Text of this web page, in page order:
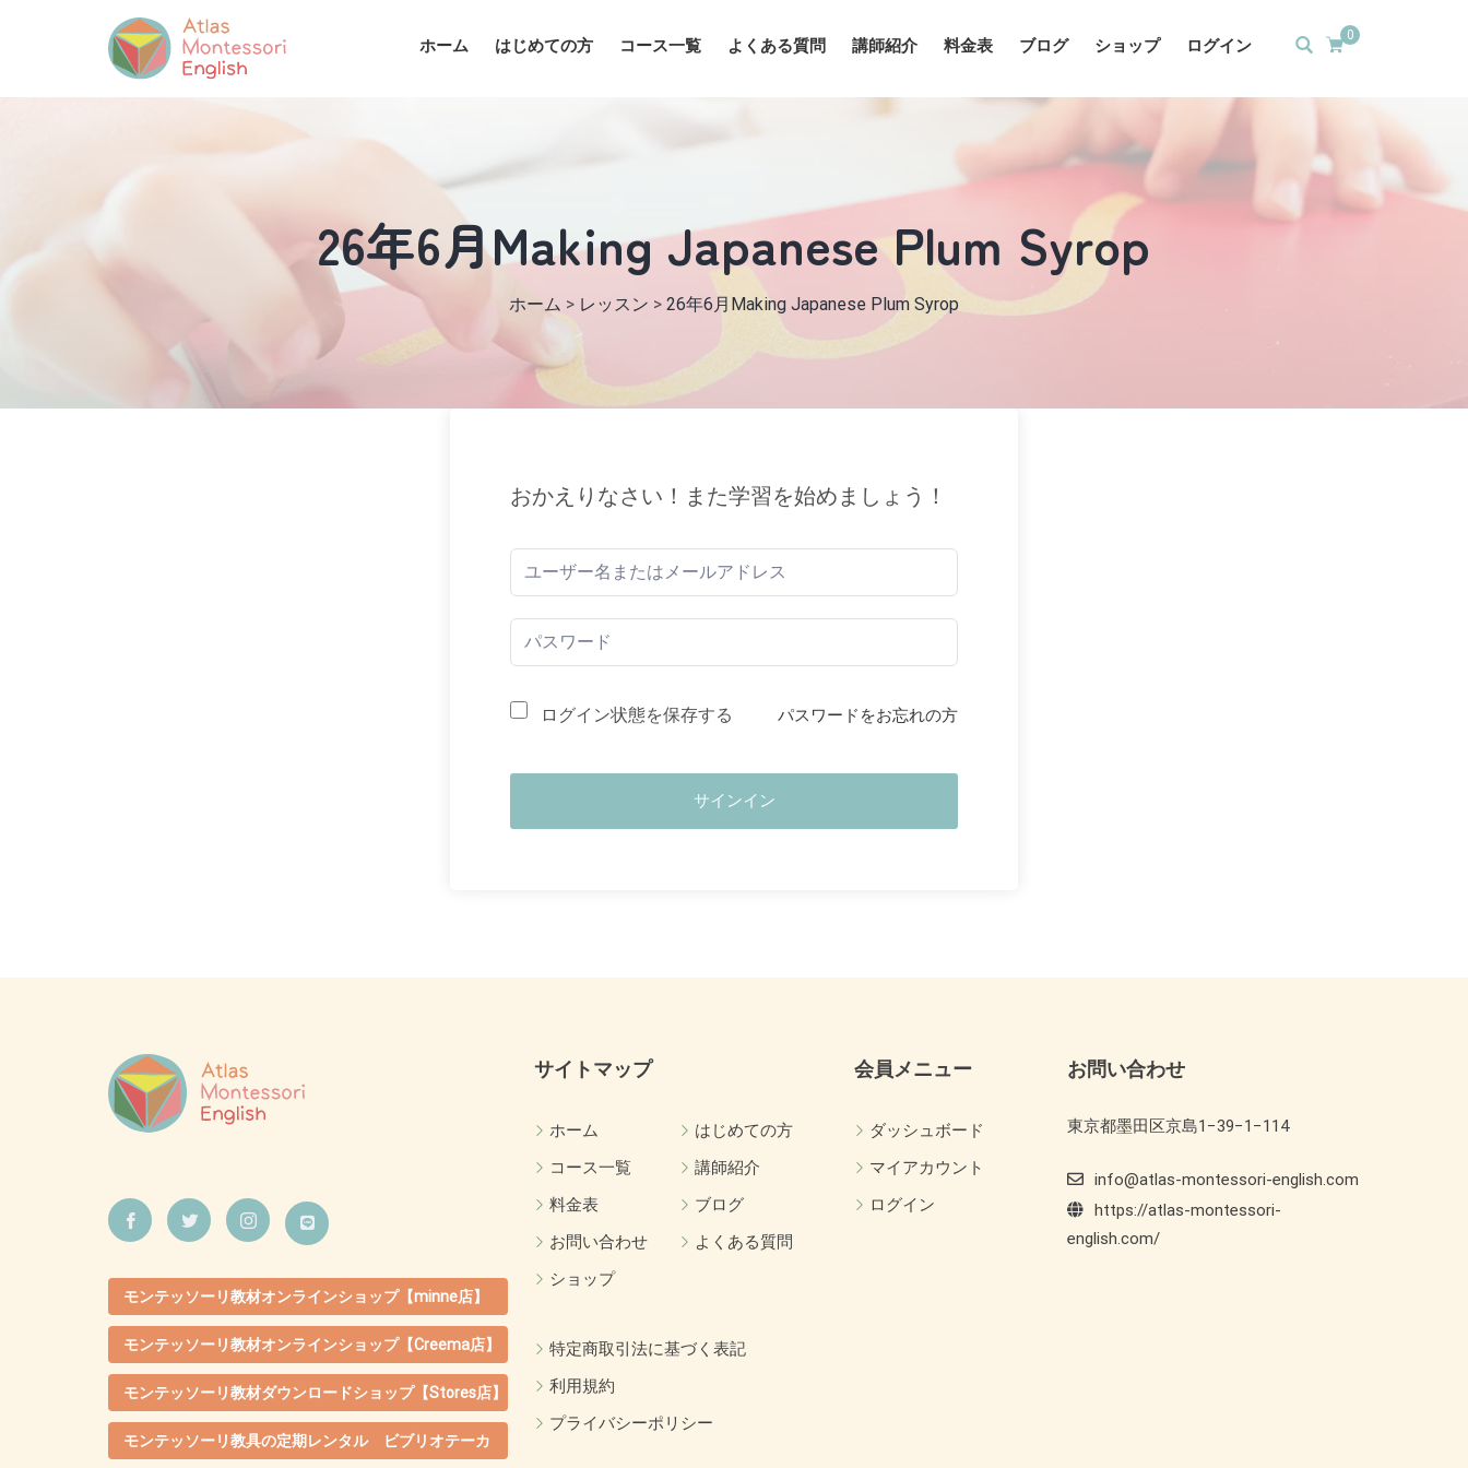
0
ホーム はじめての方 コース一覧 よくある質問 講師紹介 料金表 ブログ ショップ ログイン
26年6月Making Japanese Plum Syrop
ホーム > レッスン > 26年6月Making Japanese Plum Syrop
おかえりなさい！また学習を始めましょう！
ログイン状態を保存する パスワードをお忘れの方
サインイン
モンテッソーリ教材オンラインショップ【minne店】
モンテッソーリ教材オンラインショップ【Creema店】
モンテッソーリ教材ダウンロードショップ【Stores店】
モンテッソーリ教具の定期レンタル ビブリオテーカ
サイトマップ
ホーム
はじめての方
コース一覧
講師紹介
料金表
ブログ
お問い合わせ
よくある質問
ショップ
特定商取引法に基づく表記
利用規約
プライバシーポリシー
会員メニュー
ダッシュボード
マイアカウント
ログイン
お問い合わせ
東京都墨田区京島1−39−1−114
info@atlas-montessori-english.com
https://atlas-montessori-
english.com/